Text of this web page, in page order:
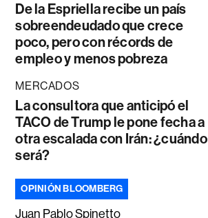
De la Espriella recibe un país
sobreendeudado que crece
poco, pero con récords de
empleo y menos pobreza
MERCADOS
La consultora que anticipó el
TACO de Trump le pone fecha a
otra escalada con Irán: ¿cuándo
será?
OPINIÓN BLOOMBERG
Juan Pablo Spinetto